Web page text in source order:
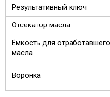
Результативный ключ
Отсекатор масла
Ёмкость для отработавшего
масла
Воронка